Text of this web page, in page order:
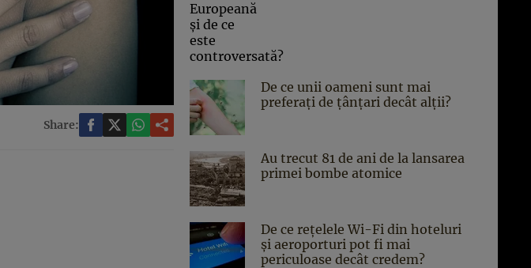
Share:
De ce unii oameni sunt mai
preferați de țânțari decât alții?
Au trecut 81 de ani de la lansarea
primei bombe atomice
De ce rețelele Wi-Fi din hoteluri
și aeroporturi pot fi mai
periculoase decât credem?